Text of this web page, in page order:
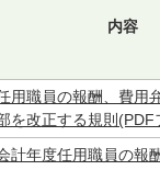
内容
用職員の報酬、費用
を改正する規則(PDF
計年度任用職員の報